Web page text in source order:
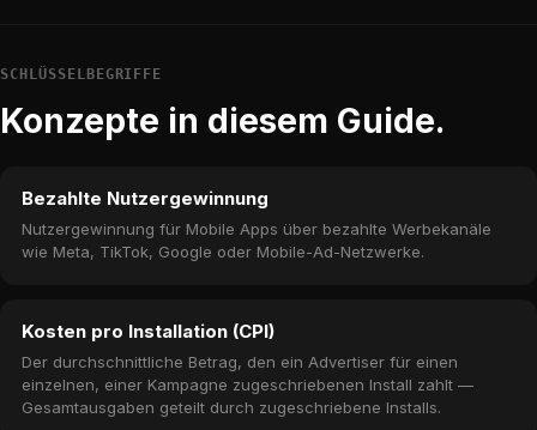
SCHLÜSSELBEGRIFFE
Konzepte in diesem Guide.
Bezahlte Nutzergewinnung
Nutzergewinnung für Mobile Apps über bezahlte Werbekanäle
wie Meta, TikTok, Google oder Mobile-Ad-Netzwerke.
Kosten pro Installation (CPI)
Der durchschnittliche Betrag, den ein Advertiser für einen
einzelnen, einer Kampagne zugeschriebenen Install zahlt —
Gesamtausgaben geteilt durch zugeschriebene Installs.